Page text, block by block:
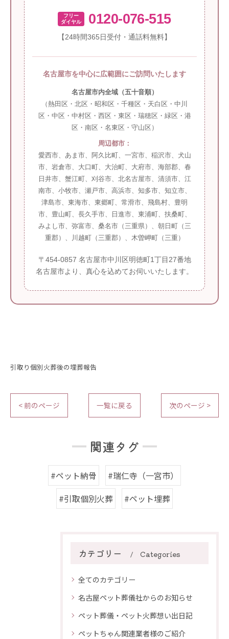
フリー
ダイヤル
0120-076-515
【24時間365日受付・通話料無料】
名古屋市を中心に広範囲にご訪問いたします
名古屋市内全域（五十音順）
（熱田区・北区・昭和区・千種区・天白区・中川
区・中区・中村区・西区・東区・瑞穂区・緑区・港
区・南区・名東区・守山区）
周辺都市：
愛西市、あま市、阿久比町、一宮市、稲沢市、犬山
市、岩倉市、大口町、大治町、大府市、海部郡、春
日井市、蟹江町、刈谷市、北名古屋市、清須市、江
南市、小牧市、瀬戸市、高浜市、知多市、知立市、
津島市、東海市、東郷町、常滑市、飛島村、豊明
市、豊山町、長久手市、日進市、東浦町、扶桑町、
みよし市、弥富市、桑名市（三重県）、朝日町（三
重郡）、川越町（三重郡）、木曽岬町（三重）
〒454-0857 名古屋市中川区明徳町1丁目27番地
名古屋市より、真心を込めてお伺いいたします。
引取り個別火葬後の埋葬報告
< 前のページ 一覧に戻る 次のページ >
関連タグ
#ペット納骨
#瑞仁寺（一宮市）
#引取個別火葬
#ペット埋葬
カテゴリー Categories
全てのカテゴリー
名古屋ペット葬儀社からのお知らせ
ペット葬儀・ペット火葬想い出日記
ペットちゃん関連業者様のご紹介